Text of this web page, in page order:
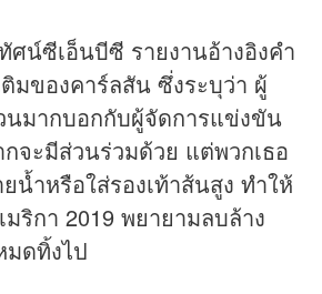
น์ซีเอ็นบีซี รายงานอ้างอิงคำ
มของคาร์ลสัน ซึ่งระบุว่า ผู้
มากบอกกับผู้จัดการแข่งขัน
กจะมีส่วนร่วมด้วย แต่พวกเธอ
น้ำหรือใส่รองเท้าส้นสูง ทำให้
ริกา 2019 พยายามลบล้าง
มดทิ้งไป